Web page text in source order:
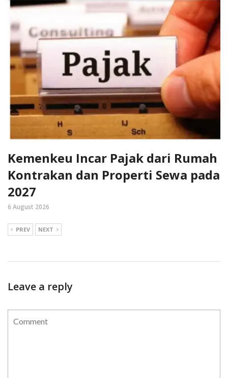
Kemenkeu Incar Pajak dari Rumah
Kontrakan dan Properti Sewa pada
2027
6 August 2026
PREV NEXT
Leave a reply